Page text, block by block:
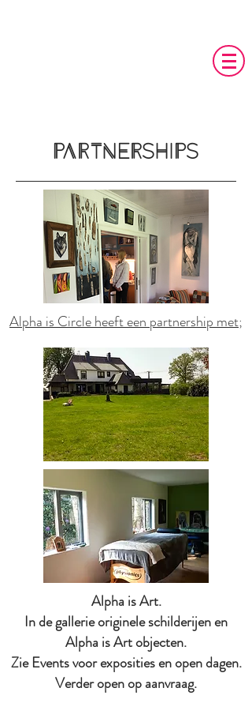
Partnerships
Alpha is Circle heeft een partnership met;
Alpha is Art.
In de gallerie originele schilderijen en
Alpha is Art objecten.
Zie Events voor exposities en open dagen.
Verder open op aanvraag.